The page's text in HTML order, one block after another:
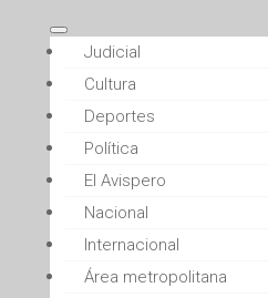
Judicial
Cultura
Deportes
Política
El Avispero
Nacional
Internacional
Área metropolitana